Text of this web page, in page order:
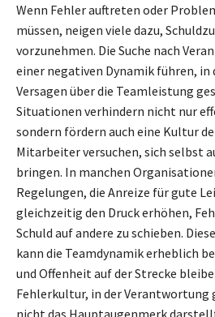
Wenn Fehler auftreten oder
müssen, neigen viele dazu,
vorzunehmen. Die Suche nach
einer negativen Dynamik führen, in
Versagen über die Teamleistung
Situationen verhindern nicht nur
sondern fördern auch eine Kultur
Mitarbeiter versuchen, sich selbst
bringen. In manchen
Regelungen, die Anreize für gute
gleichzeitig den Druck erhöhen,
Schuld auf andere zu schieben.
kann die Teamdynamik erheblich
und Offenheit auf der Strecke
Fehlerkultur, in der Verantwortung
nicht das Hauptaugenmerk